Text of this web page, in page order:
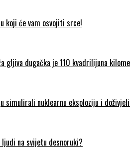
koji će vam osvojiti srce!
gljiva dugačka je 110 kvadrilijuna
simulirali nuklearnu eksploziju i
ljudi na svijetu desnoruki?